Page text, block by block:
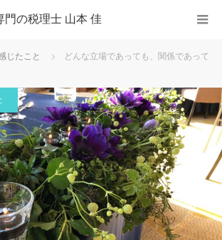
門の税理士 山本 佳
じたこと
どんな立場であっても、関係であって